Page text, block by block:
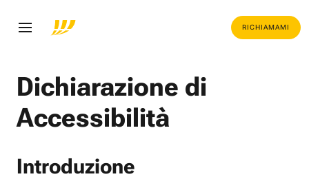
RICHIAMAMI
Dichiarazione di
Accessibilità
Introduzione